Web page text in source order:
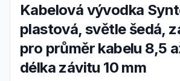
Kabelová vývodka Syntec,
plastová, světle šedá,
pro průměr kabelu 8,5
délka závitu 10 mm